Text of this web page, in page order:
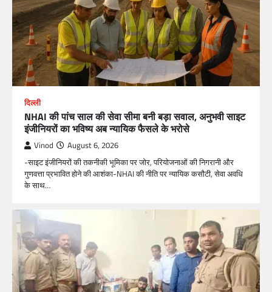
दिल्ली
NHAI की पांच साल की सेवा सीमा बनी बड़ा सवाल, अनुभवी साइट
इंजीनियरों का भविष्य अब न्यायिक फैसले के भरोसे
Vinod August 6, 2026
-साइट इंजीनियरों की तकनीकी भूमिका पर जोर, परियोजनाओं की निगरानी और
गुणवत्ता प्रभावित होने की आशंका-NHAI की नीति पर न्यायिक कसौटी, सेवा अवधि
के साथ…